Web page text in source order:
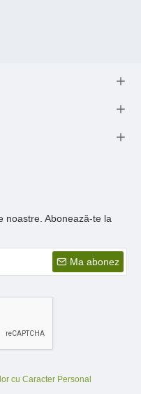
noastre. Abonează-te la
Ma abonez
cu Caracter Personal